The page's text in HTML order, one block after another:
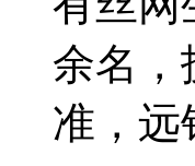
余名，
准，远